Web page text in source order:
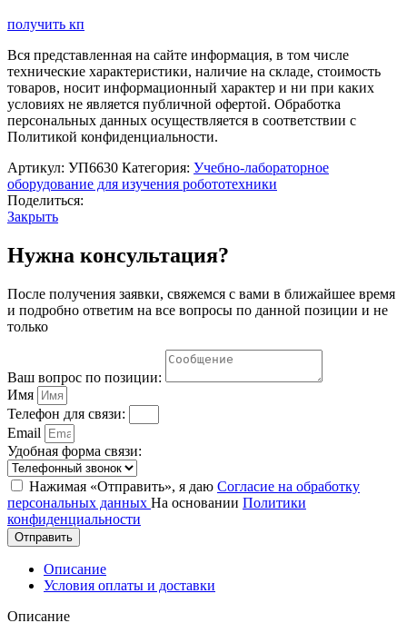
получить кп
Вся представленная на сайте информация, в том числе
технические характеристики, наличие на складе, стоимость
товаров, носит информационный характер и ни при каких
условиях не является публичной офертой. Обработка
персональных данных осуществляется в соответствии с
Политикой конфиденциальности.
Артикул: УП6630 Категория: Учебно-лабораторное
оборудование для изучения робототехники
Поделиться:
Закрыть
Нужна консультация?
После получения заявки, свяжемся с вами в ближайшее время
и подробно ответим на все вопросы по данной позиции и не
только
Ваш вопрос по позиции:
Имя
Телефон для связи:
Email
Удобная форма связи:
Нажимая «Отправить», я даю Согласие на обработку
персональных данных На основании Политики
конфиденциальности
Отправить
Описание
Условия оплаты и доставки
Описание